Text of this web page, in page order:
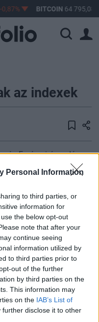
Personal Information
to third parties, or
information for
the below opt-out
note that after your
continue seeing
information utilized by
to third parties prior to
out of the further
by third parties on the
This information may
on the IAB’s List of
further disclose it to other
-0,87% BITCOIN 64 795,08
az indexek
Európa irányadó
index, a Nemax
gyengélkedésének
a vegyipari,
árfolyama